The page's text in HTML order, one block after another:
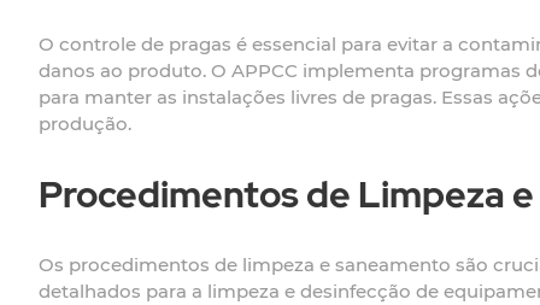
O controle de pragas é essencial para evitar a
danos ao produto. O APPCC implementa programas
para manter as instalações livres de pragas. Essas
produção.
Procedimentos de Limpeza
Os procedimentos de limpeza e saneamento são
detalhados para a limpeza e desinfecção de